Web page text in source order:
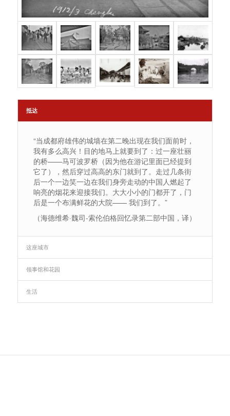
抵达
“当成都府雄伟的城墙在第二晚出现在我们面前时，
我有多么高兴！目的地马上就要到了：过一座壮丽
的桥——马可波罗桥（因为他在游记里面已经提到
它了），然后穿过高高的东门就到了。走过几条街
后一个一边笑一边在我们身旁走动的中国人燃起了
响亮的烟花来迎接我们。大大小小的门都开了，门
后是一个布满鲜花的大院—— 我们到了。”
（海德维希·魏司-索伦伯格回忆录第二部中国，译）
这座城市
领事馆和花园
生活